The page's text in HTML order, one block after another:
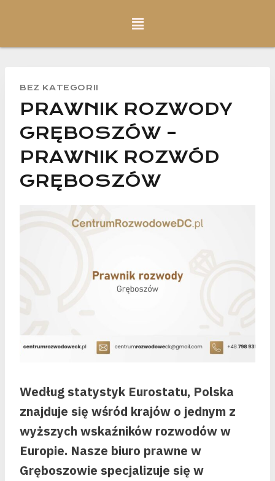
BEZ KATEGORII
PRAWNIK ROZWODY
GRĘBOSZÓW –
PRAWNIK ROZWÓD
GRĘBOSZÓW
Według statystyk Eurostatu, Polska
znajduje się wśród krajów o jednym z
wyższych wskaźników rozwodów w
Europie. Nasze biuro prawne w
Gręboszowie specjalizuje się w